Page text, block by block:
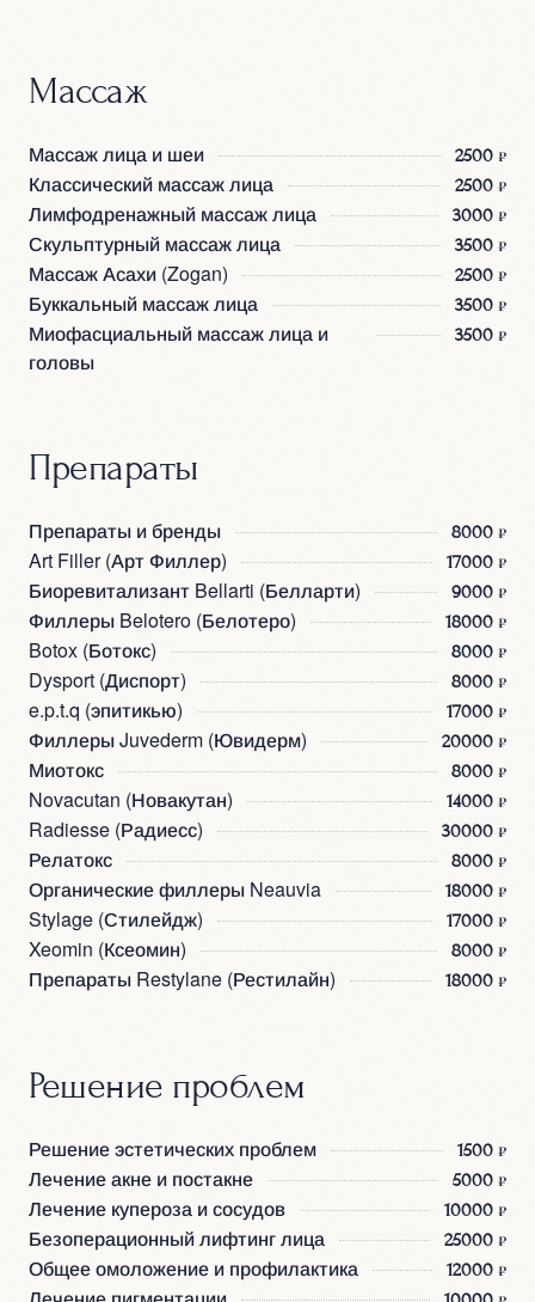
Массаж
Массаж лица и шеи 2500 ₽
Классический массаж лица 2500 ₽
Лимфодренажный массаж лица 3000 ₽
Скульптурный массаж лица 3500 ₽
Массаж Асахи (Zogan) 2500 ₽
Буккальный массаж лица 3500 ₽
Миофасциальный массаж лица и
головы
3500 ₽
Препараты
Препараты и бренды 8000 ₽
Art Filler (Арт Филлер) 17000 ₽
Биоревитализант Bellarti (Белларти) 9000 ₽
Филлеры Belotero (Белотеро) 18000 ₽
Botox (Ботокс) 8000 ₽
Dysport (Диспорт) 8000 ₽
e.p.t.q (эпитикью) 17000 ₽
Филлеры Juvederm (Ювидерм) 20000 ₽
Миотокс 8000 ₽
Novacutan (Новакутан) 14000 ₽
Radiesse (Радиесс) 30000 ₽
Релатокс 8000 ₽
Органические филлеры Neauvia 18000 ₽
Stylage (Стилейдж) 17000 ₽
Xeomin (Ксеомин) 8000 ₽
Препараты Restylane (Рестилайн) 18000 ₽
Решение проблем
Решение эстетических проблем 1500 ₽
Лечение акне и постакне 5000 ₽
Лечение купероза и сосудов 10000 ₽
Безоперационный лифтинг лица 25000 ₽
Общее омоложение и профилактика 12000 ₽